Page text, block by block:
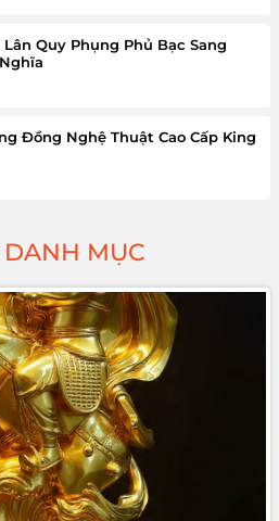
Quy Phụng Phủ Bạc Sang
Đồng Nghệ Thuật Cao Cấp King
MỤC